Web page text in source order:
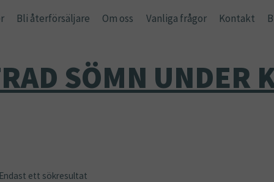
Bli återförsäljare Om oss Vanliga frågor Kontakt
SÖMN UNDER
Endast ett sökresultat